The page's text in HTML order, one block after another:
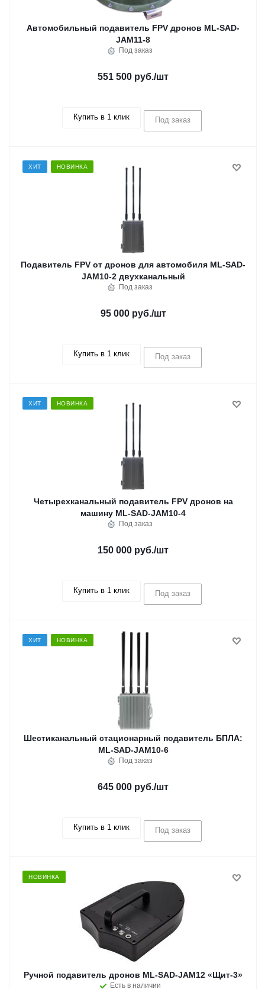
Автомобильный подавитель FPV дронов ML-SAD-
JAM11-8
Под заказ
551 500 руб./шт
Купить в 1 клик Под заказ
ХИТ НОВИНКА
Подавитель FPV от дронов для автомобиля ML-SAD-
JAM10-2 двухканальный
Под заказ
95 000 руб./шт
Купить в 1 клик Под заказ
ХИТ НОВИНКА
Четырехканальный подавитель FPV дронов на
машину ML-SAD-JAM10-4
Под заказ
150 000 руб./шт
Купить в 1 клик Под заказ
ХИТ НОВИНКА
Шестиканальный стационарный подавитель БПЛА:
ML-SAD-JAM10-6
Под заказ
645 000 руб./шт
Купить в 1 клик Под заказ
НОВИНКА
Ручной подавитель дронов ML-SAD-JAM12 «Щит-3»
Есть в наличии